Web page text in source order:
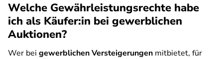
Welche Gewährleistungsrechte habe
ich als Käufer:in bei gewerblichen
Auktionen?
Wer bei gewerblichen Versteigerungen mitbietet, für